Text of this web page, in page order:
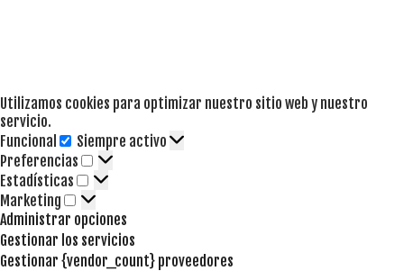
Utilizamos cookies para optimizar nuestro sitio web y nuestro
servicio.
Funcional
Funcional
Siempre activo
Preferencias
Preferencias
Estadísticas Estadísticas
Marketing Marketing
Administrar opciones
Gestionar los servicios
Gestionar {vendor_count} proveedores